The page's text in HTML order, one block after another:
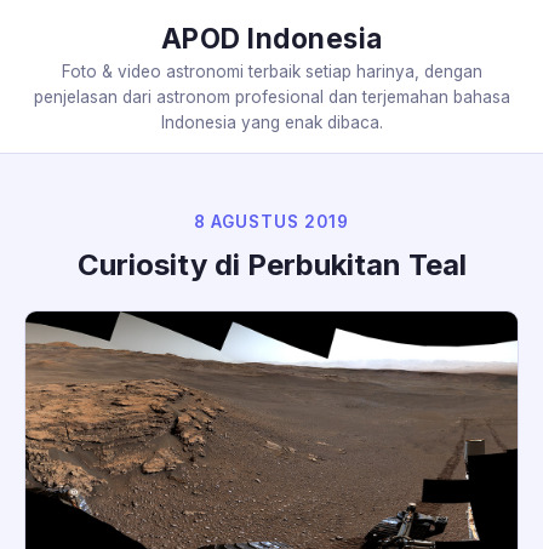
APOD Indonesia
Foto & video astronomi terbaik setiap harinya, dengan
penjelasan dari astronom profesional dan terjemahan bahasa
Indonesia yang enak dibaca.
8 AGUSTUS 2019
Curiosity di Perbukitan Teal